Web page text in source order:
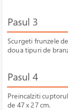
Pasul 3
Scurgeti frunzele
doua tipuri de
Pasul 4
Preincalziti
de 47 x 27 cm.